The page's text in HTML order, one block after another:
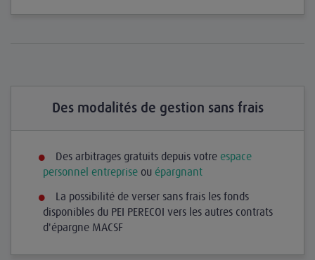
Des modalités de gestion sans frais
Des arbitrages gratuits depuis votre espace
personnel entreprise ou épargnant
La possibilité de verser sans frais les fonds
disponibles du PEI PERECOI vers les autres contrats
d'épargne MACSF